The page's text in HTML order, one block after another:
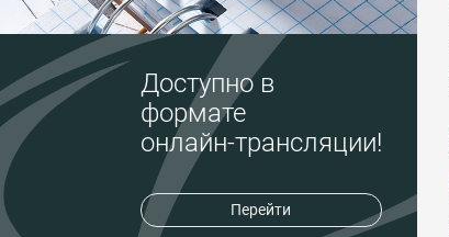
Доступно в
формате
онлайн-трансляции!
Перейти